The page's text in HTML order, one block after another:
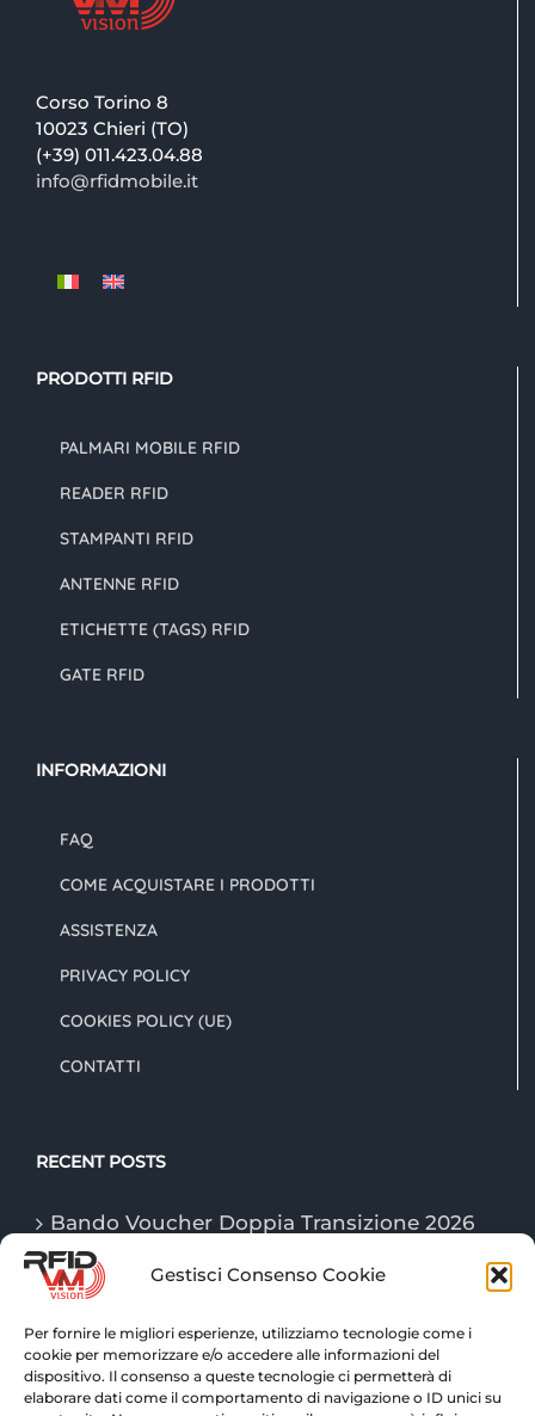
Gestisci Consenso Cookie
Per fornire le migliori esperienze, utilizziamo tecnologie come i
cookie per memorizzare e/o accedere alle informazioni del
dispositivo. Il consenso a queste tecnologie ci permetterà di
elaborare dati come il comportamento di navigazione o ID unici su
Corso Torino 8
10023 Chieri (TO)
(+39) 011.423.04.88
info@rfidmobile.it
PRODOTTI RFID
PALMARI MOBILE RFID
READER RFID
STAMPANTI RFID
ANTENNE RFID
ETICHETTE (TAGS) RFID
GATE RFID
INFORMAZIONI
FAQ
COME ACQUISTARE I PRODOTTI
ASSISTENZA
PRIVACY POLICY
COOKIES POLICY (UE)
CONTATTI
RECENT POSTS
Bando Voucher Doppia Transizione 2026
Le tecnologie “Game Changer” della
Tecnologie RFID: tracciabilità e controllo
avanzato per la logistica di magazzino